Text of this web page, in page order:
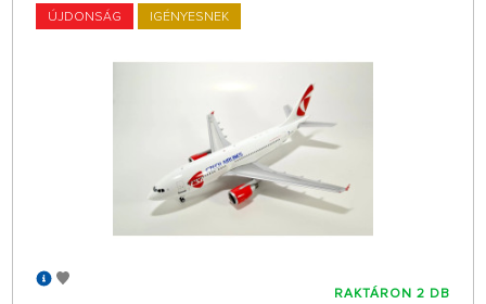
ÚJDONSÁG IGÉNYESNEK
RAKTÁRON 2 DB